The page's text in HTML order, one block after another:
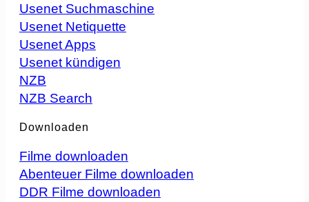
Usenet Suchmaschine
Usenet Netiquette
Usenet Apps
Usenet kündigen
NZB
NZB Search
Downloaden
Filme downloaden
Abenteuer Filme downloaden
DDR Filme downloaden